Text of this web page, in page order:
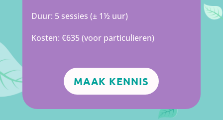
Duur: 5 sessies (± 1½ uur)
Kosten: €635 (voor particulieren)
MAAK KENNIS